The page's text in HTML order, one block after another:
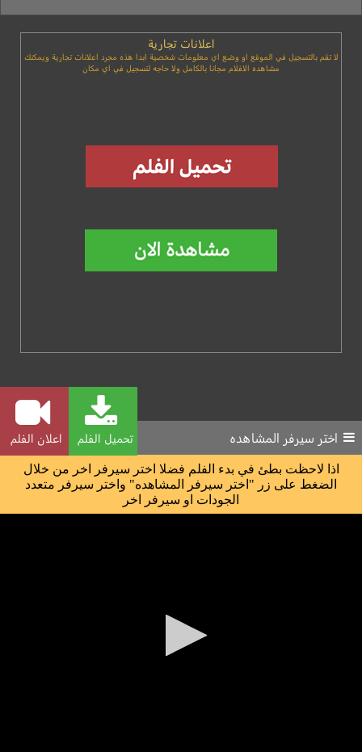
اعلانات تجارية
لا تقم بالتسجيل في الموقع او وضع اي معلومات شخصية ابدا هذه مجرد اعلانات تجارية ويمكنك
مشاهده الافلام مجانا بالكامل ولا حاجه لتسجيل في اي مكان
تحميل الفلم اعلان الفلم اختر سيرفر المشاهده
اذا لاحظت بطئ في بدء الفلم فضلا اختر سيرفر اخر من خلال
الضغط على زر "اختر سيرفر المشاهده" واختر سيرفر متعدد
الجودات او سيرفر اخر